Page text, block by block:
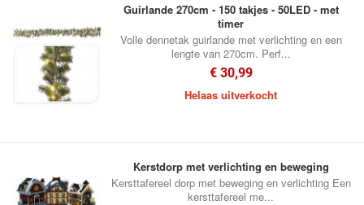
Guirlande 270cm - 150 takjes - 50LED - met
timer
Volle dennetak guirlande met verlichting en een
lengte van 270cm. Perf...
€ 30,99
Helaas uitverkocht
Kerstdorp met verlichting en beweging
Kersttafereel dorp met beweging en verlichting Een
kersttafereel me...